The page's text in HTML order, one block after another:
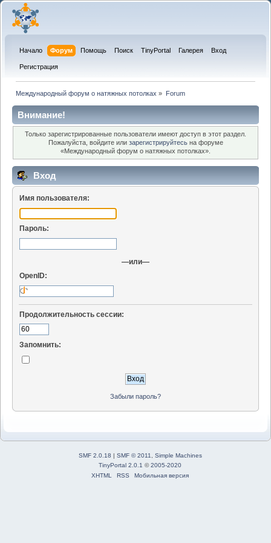
Начало Форум Помощь Поиск TinyPortal Галерея Вход
Регистрация
Международный форум о натяжных потолках » Forum
Внимание!
Только зарегистрированные пользователи имеют доступ в этот раздел.
Пожалуйста, войдите или зарегистрируйтесьна форуме
«Международный форум о натяжных потолках».
Вход
Имя пользователя:
Пароль:
—или—
OpenID:
Продолжительность сессии:
Запомнить:
Забыли пароль?
SMF 2.0.18 | SMF © 2011
Simple Machines
TinyPortal 2.0.1 ©2005-2020
XHTML
RSS Мобильная версия